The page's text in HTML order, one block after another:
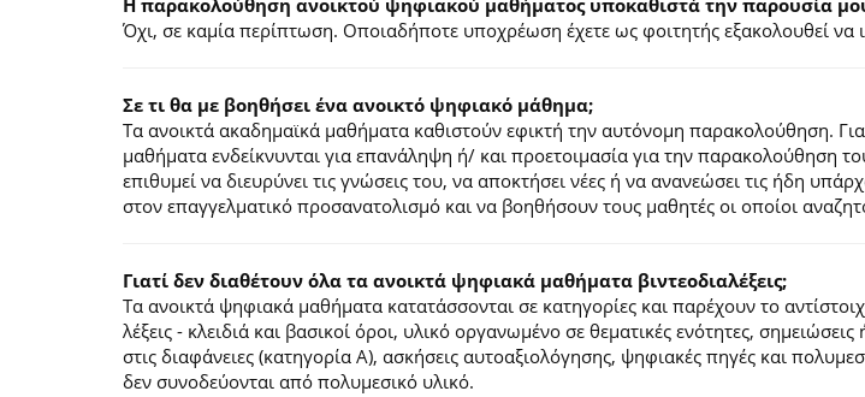
Η παρακολούθηση ανοικτού ψηφιακού μαθήματος υποκαθιστά την παρουσία
Όχι, σε καμία περίπτωση. Οποιαδήποτε υποχρέωση έχετε ως φοιτητής εξακολουθεί να
Σε τι θα με βοηθήσει ένα ανοικτό ψηφιακό μάθημα;
Τα ανοικτά ακαδημαϊκά μαθήματα καθιστούν εφικτή την αυτόνομη παρακολούθηση.
μαθήματα ενδείκνυνται για επανάληψη ή/ και προετοιμασία για την
επιθυμεί να διευρύνει τις γνώσεις του, να αποκτήσει νέες ή να ανανεώσει τις ήδη
στον επαγγελματικό προσανατολισμό και να βοηθήσουν τους μαθητές οι οποίοι
Γιατί δεν διαθέτουν όλα τα ανοικτά ψηφιακά μαθήματα βιντεοδιαλέξεις;
Τα ανοικτά ψηφιακά μαθήματα κατατάσσονται σε κατηγορίες και παρέχουν το
λέξεις - κλειδιά και βασικοί όροι, υλικό οργανωμένο σε θεματικές ενότητες,
στις διαφάνειες (κατηγορία Α), ασκήσεις αυτοαξιολόγησης, ψηφιακές πηγές και
δεν συνοδεύονται από πολυμεσικό υλικό.